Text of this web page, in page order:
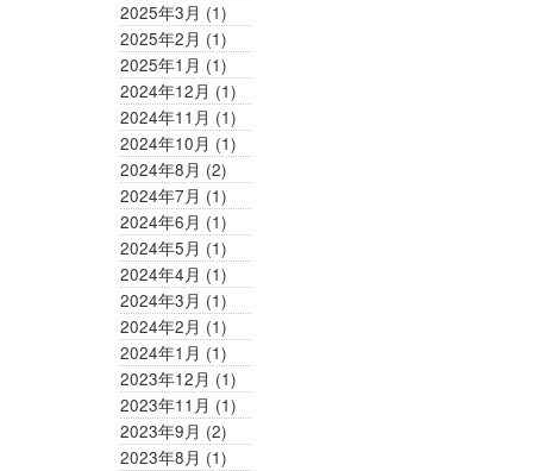
2025年3月 (1)
2025年2月 (1)
2025年1月 (1)
2024年12月 (1)
2024年11月 (1)
2024年10月 (1)
2024年8月 (2)
2024年7月 (1)
2024年6月 (1)
2024年5月 (1)
2024年4月 (1)
2024年3月 (1)
2024年2月 (1)
2024年1月 (1)
2023年12月 (1)
2023年11月 (1)
2023年9月 (2)
2023年8月 (1)